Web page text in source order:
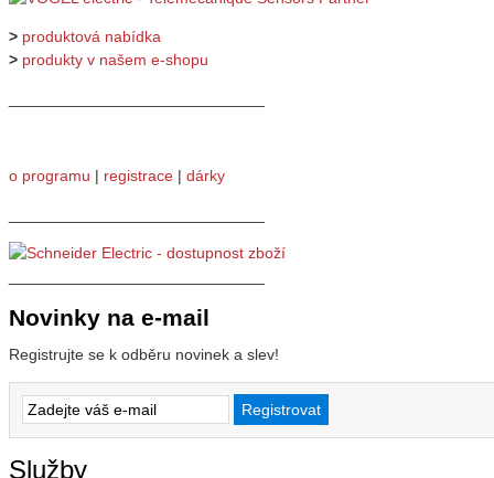
> produktová nabídka
> produkty v našem e-shopu
o programu | registrace | dárky
Novinky na e-mail
Registrujte se k odběru novinek a slev!
Služby